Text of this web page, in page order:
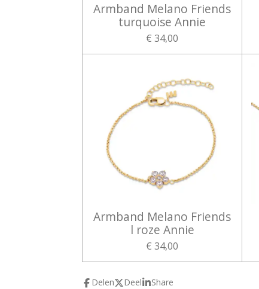
Armband Melano Friends
turquoise Annie
€ 34,00
Armband Melano Friends
l roze Annie
€ 34,00
Delen Deel Share